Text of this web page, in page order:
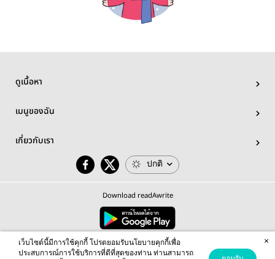
ดูเนื้อหา
เมนูของฉัน
เกี่ยวกับเรา
ปกติ
Download readAwrite
© 2026 readAwrite.com by MEB Corporation Public Company Limited
This site is protected by reCAPTCHA and the Google Privacy Policy Terms of Serviceapply.
เว็บไซต์นี้มีการใช้คุกกี้ โปรดยอมรับนโยบายคุกกี้เพื่อ
ประสบการณ์การใช้บริการที่ดีที่สุดของท่าน ท่านสามารถ
×